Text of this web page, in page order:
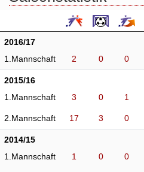
2016/17
1.Mannschaft
2 0 0
2015/16
1.Mannschaft
3 0 1
2.Mannschaft 17 3 0
2014/15
1.Mannschaft
1 0 0